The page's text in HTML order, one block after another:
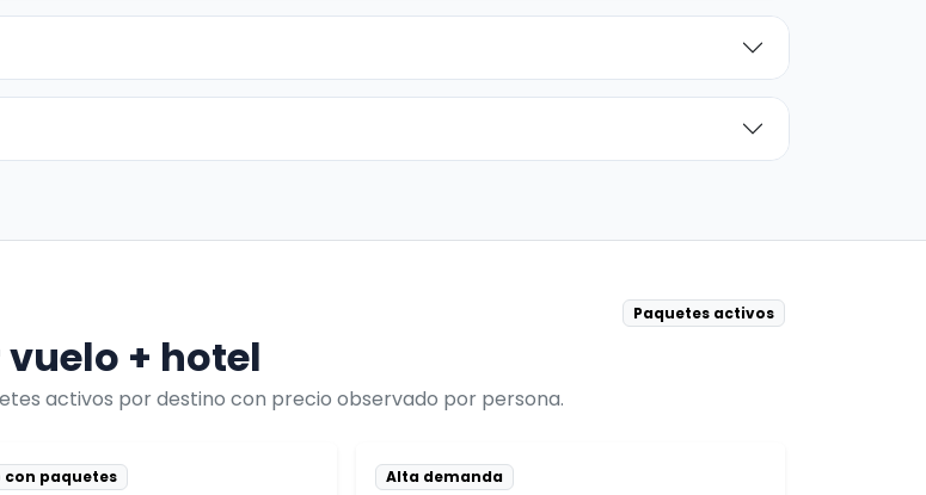
+ hotel
activos por destino con precio observado por persona.
Paquetes activos
con paquetes Alta demanda